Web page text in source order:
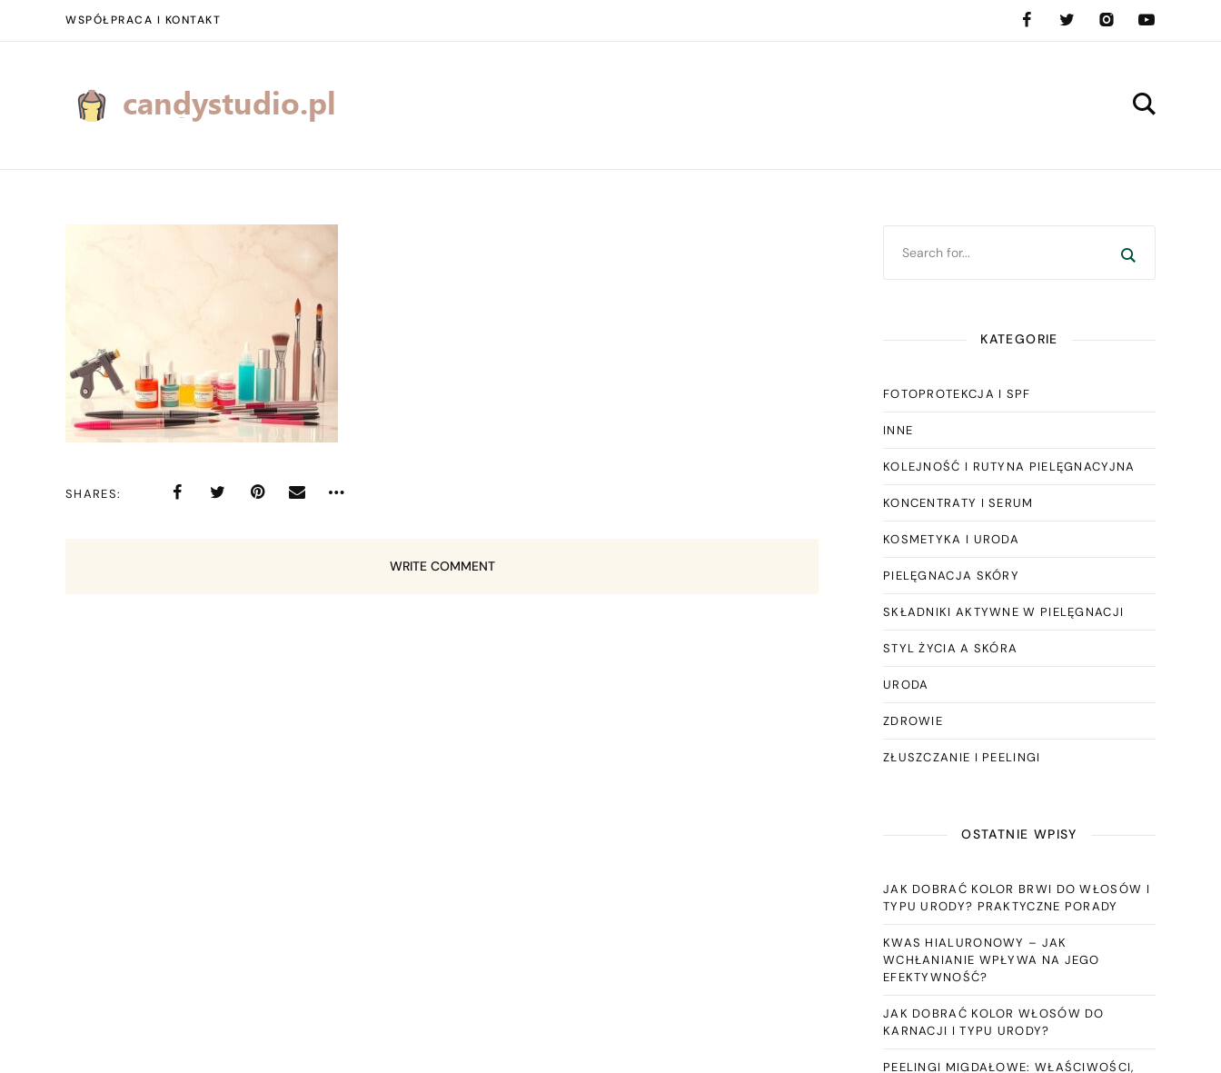
WSPÓŁPRACA I KONTAKT
SHARES
WRITE COMMENT
KATEGORIE
FOTOPROTEKCJA I SPF
INNE
KOLEJNOŚĆ I RUTYNA PIELĘGNACYJNA
KONCENTRATY I SERUM
KOSMETYKA I URODA
PIELĘGNACJA SKÓRY
SKŁADNIKI AKTYWNE W PIELĘGNACJI
STYL ŻYCIA A SKÓRA
URODA
ZDROWIE
ZŁUSZCZANIE I PEELINGI
OSTATNIE WPISY
JAK DOBRAĆ KOLOR BRWI DO WŁOSÓW I
TYPU URODY? PRAKTYCZNE PORADY
KWAS HIALURONOWY – JAK
WCHŁANIANIE WPŁYWA NA JEGO
EFEKTYWNOŚĆ?
JAK DOBRAĆ KOLOR WŁOSÓW DO
KARNACJI I TYPU URODY?
PEELINGI MIGDAŁOWE: WŁAŚCIWOŚCI,